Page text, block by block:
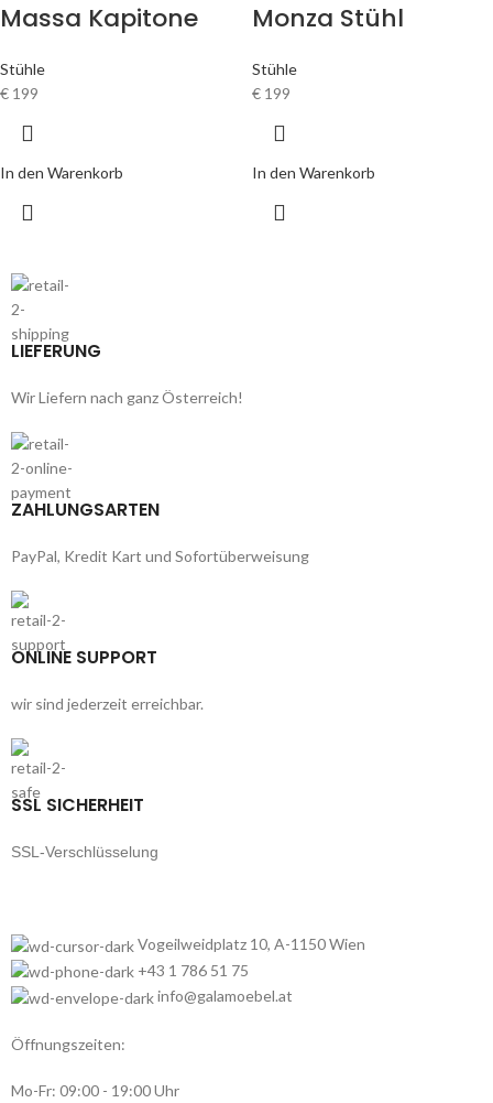
Massa Kapitone
Stühle
€ 199
In den Warenkorb
Monza Stühl
Stühle
€ 199
In den Warenkorb
LIEFERUNG
Wir Liefern nach ganz Österreich!
ZAHLUNGSARTEN
PayPal, Kredit Kart und Sofortüberweisung
ONLINE SUPPORT
wir sind jederzeit erreichbar.
SSL SICHERHEIT
SSL-Verschlüsselung
Vogeilweidplatz 10, A-1150 Wien
+43 1 786 51 75
info@galamoebel.at
Öffnungszeiten:
Mo-Fr: 09:00 - 19:00 Uhr